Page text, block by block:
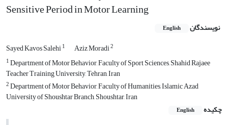
Sensitive Period in Motor Learning
نویسندگان English
Sayed Kavos Salehi1 Aziz Moradi2
1Department of Motor Behavior, Faculty of Sport Sciences, Shahid Rajaee
Teacher Training University, Tehran, Iran
2Department of Motor Behavior, Faculty of Humanities, Islamic Azad
University of Shoushtar Branch, Shoushtar, Iran
چکیده
English